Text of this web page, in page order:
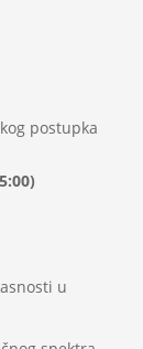
postupka
u